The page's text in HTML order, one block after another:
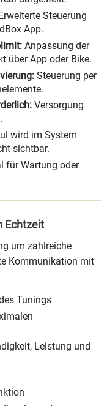
Steuerung
App.
Anpassung der
über App oder Bike.
Steuerung per
Versorgung
wird im System
sichtbar.
für Wartung oder
Echtzeit
um zahlreiche
Kommunikation mit
Tunings
Leistung und